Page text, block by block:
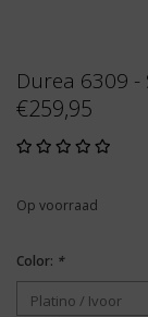
Durea 6309 -
€259,95
Op voorraad
Color: *